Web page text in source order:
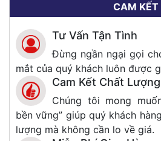
CAM KẾT
Tư Vấn Tận Tình
Đừng ngần ngại gọi
mắt của quý khách luôn được
Cam Kết Chất Lượng
Chúng tôi mong
bền vững” giúp quý khách
lượng mà không cần lo về giá.